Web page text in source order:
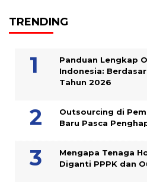
TRENDING
Panduan Lengkap
Indonesia:
Tahun 2026
Outsourcing di
Baru Pasca
Mengapa Tenaga
Diganti PPPK dan